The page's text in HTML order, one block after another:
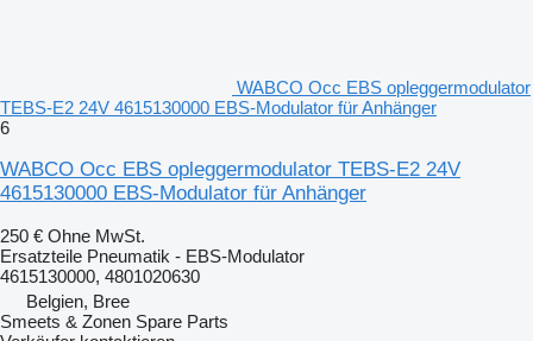
WABCO Occ EBS opleggermodulator
TEBS-E2 24V 4615130000 EBS-Modulator für Anhänger
6
WABCO Occ EBS opleggermodulator TEBS-E2 24V
4615130000 EBS-Modulator für Anhänger
250 € Ohne MwSt.
Ersatzteile Pneumatik - EBS-Modulator
4615130000, 4801020630
Belgien, Bree
Smeets & Zonen Spare Parts